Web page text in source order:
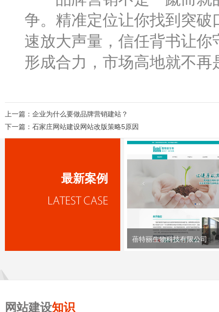
争。精准定位让你找到突
速放大声量，信任背书让
形成合力，市场高地就不
上一篇： 企业为什么要做品牌营销建站？
下一篇： 石家庄网站建设网站改版策略5原因
最新案例
蓓特丽生物科技有限公司
网站建设知识